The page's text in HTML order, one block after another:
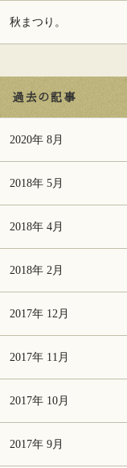
秋まつり。
過去の記事
2020年 8月
2018年 5月
2018年 4月
2018年 2月
2017年 12月
2017年 11月
2017年 10月
2017年 9月